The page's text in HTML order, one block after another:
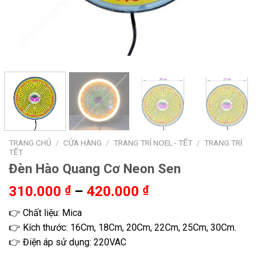
TRANG CHỦ / CỬA HÀNG / TRANG TRÍ NOEL - TẾT / TRANG TRÍ
TẾT
Đèn Hào Quang Cơ Neon Sen
310.000 ₫ – 420.000 ₫Khoảng
310.000 ₫
👉 Chất liệu: Mica
👉 Kích thước: 16Cm, 18Cm, 20Cm, 22Cm, 25Cm, 30Cm.
👉 Điện áp sử dụng: 220VAC